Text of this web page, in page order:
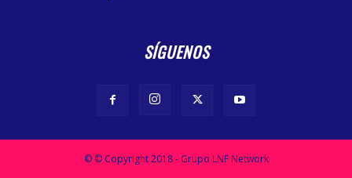
SÍGUENOS
© © Copyright 2018 - Grupo LNF Network